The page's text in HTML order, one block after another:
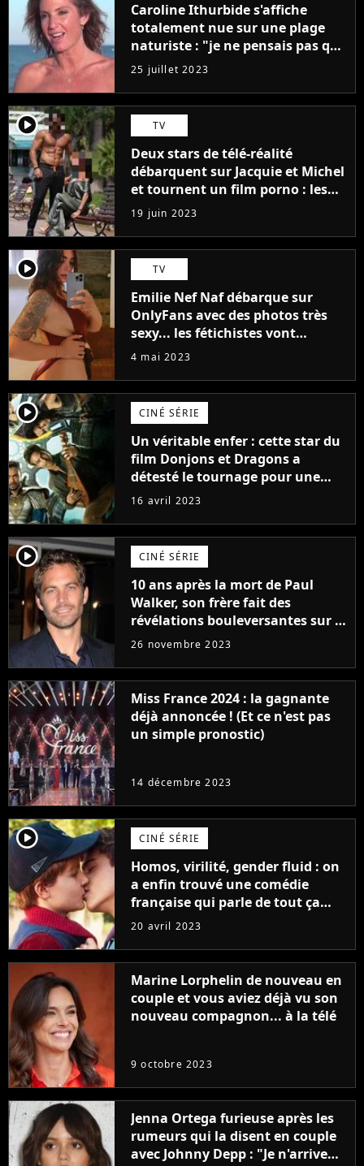
Caroline Ithurbide s'affiche
totalement nue sur une plage
naturiste : "je ne pensais pas que
j'arriverais à le faire..."
25 juillet 2023
player2 TV
Deux stars de télé-réalité
débarquent sur Jacquie et Michel
et tournent un film porno : les
premières images du tournage
(exclu)
19 juin 2023
player2 TV
Emilie Nef Naf débarque sur
OnlyFans avec des photos très
sexy... les fétichistes vont
prendre leur pied !
4 mai 2023
player2 CINÉ SÉRIE
Un véritable enfer : cette star du
film Donjons et Dragons a
détesté le tournage pour une
raison très spéciale
16 avril 2023
player2 CINÉ SÉRIE
10 ans après la mort de Paul
Walker, son frère fait des
révélations bouleversantes sur la
réaction des acteurs de Fast and
26 novembre 2023
Miss France 2024 : la gagnante
déjà annoncée ! (Et ce n'est pas
un simple pronostic)
14 décembre 2023
player2 CINÉ SÉRIE
Homos, virilité, gender fluid : on
a enfin trouvé une comédie
française qui parle de tout ça
sans être super ringarde
20 avril 2023
Marine Lorphelin de nouveau en
couple et vous aviez déjà vu son
nouveau compagnon... à la télé
9 octobre 2023
Jenna Ortega furieuse après les
rumeurs qui la disent en couple
avec Johnny Depp : "Je n'arrive